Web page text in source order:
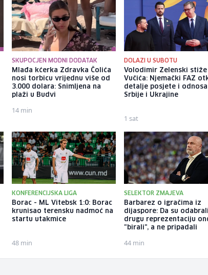
SKUPOCJEN MODNI DODATAK
Mlađa kćerka Zdravka Čolića
nosi torbicu vrijednu više od
3.000 dolara: Snimljena na
plaži u Budvi
14 min
DOLAZI U SUBOTU
Volodimir Zelenski stiže
Vučića: Njemački FAZ
detalje posjete i odnosa
Srbije i Ukrajine
1 sat
KONFERENCIJSKA LIGA
Borac - ML Vitebsk 1:0: Borac
krunisao terensku nadmoć na
startu utakmice
48 min
SELEKTOR ZMAJEVA
Barbarez o igračima iz
dijaspore: Da su odabrali
drugu reprezentaciju
"birali", a ne pripadali
44 min